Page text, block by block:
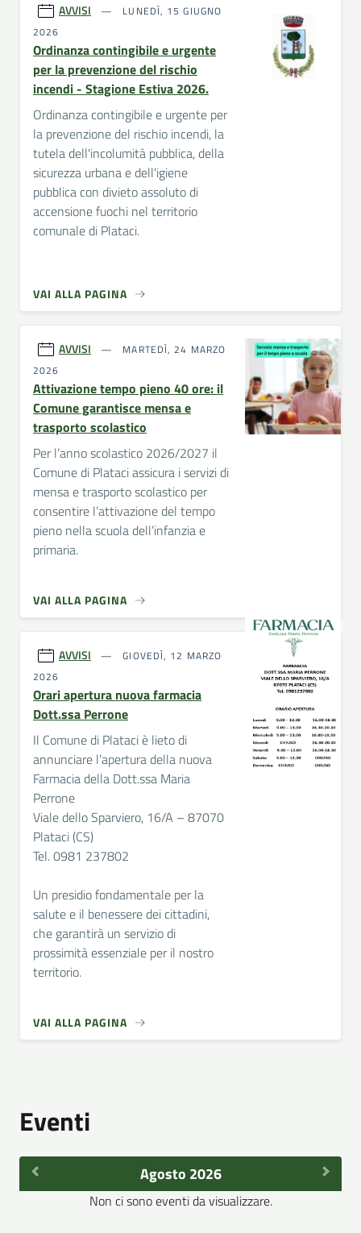
AVVISI
LUNEDÌ, 15 GIUGNO
2026
Ordinanza contingibile e urgente
per la prevenzione del rischio
incendi - Stagione Estiva 2026.
Ordinanza contingibile e urgente per
la prevenzione del rischio incendi, la
tutela dell'incolumità pubblica, della
sicurezza urbana e dell'igiene
pubblica con divieto assoluto di
accensione fuochi nel territorio
comunale di Plataci.
VAI ALLA PAGINA
AVVISI
MARTEDÌ, 24 MARZO
2026
Attivazione tempo pieno 40 ore: il
Comune garantisce mensa e
trasporto scolastico
Per l’anno scolastico 2026/2027 il
Comune di Plataci assicura i servizi di
mensa e trasporto scolastico per
consentire l’attivazione del tempo
pieno nella scuola dell’infanzia e
primaria.
VAI ALLA PAGINA
AVVISI
GIOVEDÌ, 12 MARZO
2026
Orari apertura nuova farmacia
Dott.ssa Perrone
Il Comune di Plataci è lieto di
annunciare l’apertura della nuova
Farmacia della Dott.ssa Maria
Perrone
Viale dello Sparviero, 16/A – 87070
Plataci (CS)
Tel. 0981 237802
Un presidio fondamentale per la
salute e il benessere dei cittadini,
che garantirà un servizio di
prossimità essenziale per il nostro
territorio.
VAI ALLA PAGINA
Eventi
Agosto 2026
Non ci sono eventi da visualizzare.